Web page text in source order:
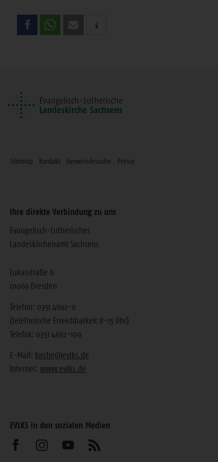
Teilen
Sie
Sitemap Kontakt Gemeindesuche Presse
Ihre direkte Verbindung zu uns
Evangelisch-Lutherisches
Landeskirchenamt Sachsens
Lukasstraße 6
01069 Dresden
Telefon: 0351 4692-0
(telefonische Erreichbarkeit 8-15 Uhr)
Telefax: 0351 4692-109
E-Mail: kirche@evlks.de
Internet: www.evlks.de
EVLKS in den sozialen Medien
BesuchenBesuchenBesuchenAbonnieren